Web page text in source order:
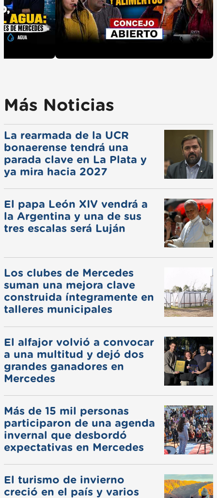
Más Noticias
La rearmada de la UCR
bonaerense tendrá una
parada clave en La Plata y
ya mira hacia 2027
El papa León XIV vendrá a
la Argentina y una de sus
tres escalas será Luján
Los clubes de Mercedes
suman una mejora clave
construida íntegramente en
talleres municipales
El alfajor volvió a convocar
a una multitud y dejó dos
grandes ganadores en
Mercedes
Más de 15 mil personas
participaron de una agenda
invernal que desbordó
expectativas en Mercedes
El turismo de invierno
creció en el país y varios